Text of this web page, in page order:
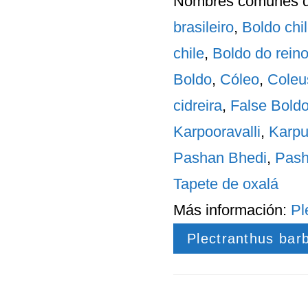
brasileiro, Boldo
chile, Boldo do reino
Boldo, Cóleo,
cidreira, False
Karpooravalli,
Pashan Bhedi,
Tapete de oxalá
Más información:
Plectranthus